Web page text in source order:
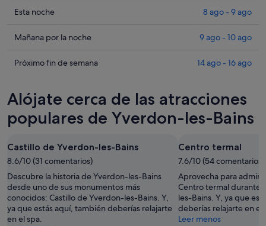
Comprueba
precios
Yverdon-
para
noche,
ago
-
9
ago
Esta noche 8 ago - 9 ago
Comprueba
precios
les-
Bains
para
por
la
noche,
9
ago
-
Mañana por la noche 9 ago - 10 ago
Comprueba
en
Yverdon-
les-
para
el
próximo
fin
de
semana,
Próximo fin de semana 14 ago - 16 ago
Alójate cerca de las atracciones
populares de Yverdon-les-Bains
Castillo de Yverdon-les-Bains
8.6/10 (31 comentarios)
Descubre la historia de Yverdon-les-Bains
desde uno de sus monumentos más
conocidos: Castillo de Yverdon-les-Bains. Y,
ya que estás aquí, también deberías relajarte
en el spa.
Centro termal
7.6/10 (54 comentarios)
Aprovecha para
Centro termal durante
les-Bains. Y, ya que
deberías relajarte en el
Leer menos